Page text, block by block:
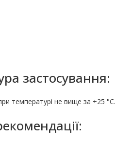
застосування:
температурі не вище за +25 °С.